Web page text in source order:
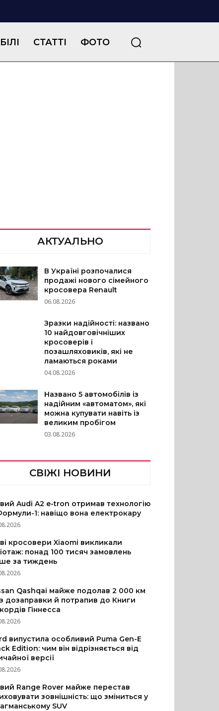
СТАТТІ ФОТО
АКТУАЛЬНО
В Україні розпочалися
продажі нового сімейного
кросовера Renault
06.08.2026
Зразки надійності: названо
10 найдовговічніших
кросоверів і
позашляховиків, які не
ламаються роками
04.08.2026
Названо 5 автомобілів із
надійним «автоматом», які
можна купувати навіть із
великим пробігом
03.08.2026
СВІЖІ НОВИНИ
Audi A2 e-tron отримав технологію
1: навіщо вона електрокару
кросовери Xiaomi викликали
понад 100 тисяч замовлень
за тиждень
Qashqai майже подолав 2 000 км
дозаправки й потрапив до Книги
Гіннесса
випустила особливий Puma Gen-E
Edition: чим він відрізняється від
версії
Range Rover майже перестав
зовнішність: що зміниться у
SUV